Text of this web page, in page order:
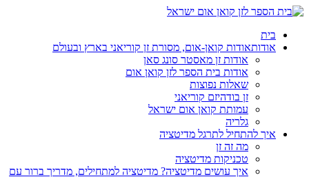
בית
אודותאודות קואן-אום, מסורת זן קוריאני בארץ ובעולם
אודות זן מאסטר סונג סאן
אודות בית הספר לזן קואן אום
שאלות נפוצות
זן בודהיזם קוריאני
עמותת קואן אום ישראל
גלריה
איך להתחיל לתרגל מדיטציה
מה זה זן
טכניקות מדיטציה
איך עושים מדיטציה? מדיטציה למתחילים, מדריך ברור עם